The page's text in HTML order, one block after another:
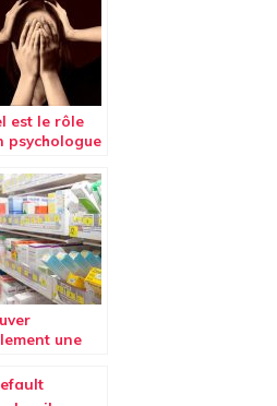
est le rôle
psychologue
une